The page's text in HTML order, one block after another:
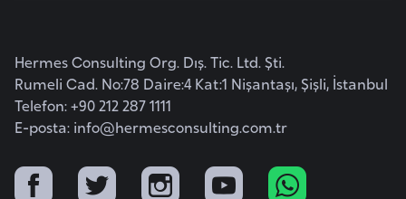
Hermes Consulting Org. Dış. Tic. Ltd. Şti.
Rumeli Cad. No:78 Daire:4 Kat:1 Nişantaşı, Şişli, İstanbul
Telefon: +90 212 287 1111
E-posta: info@hermesconsulting.com.tr
s
e
k
B
u